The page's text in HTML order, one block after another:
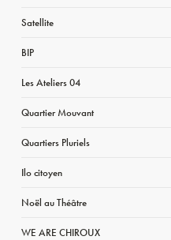
Satellite
BIP
Les Ateliers 04
Quartier Mouvant
Quartiers Pluriels
Ilo citoyen
Noël au Théâtre
WE ARE CHIROUX